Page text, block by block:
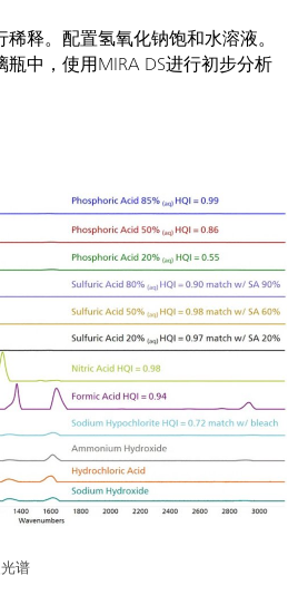
释。配置氢氧化钠饱和水溶液。
中，使用MIRA DS进行初步分析
谱